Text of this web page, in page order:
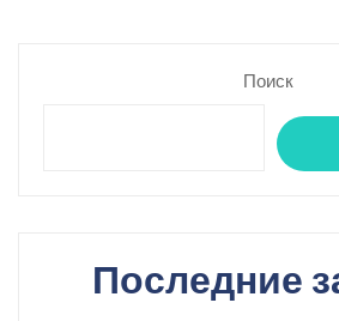
Поиск
Последние